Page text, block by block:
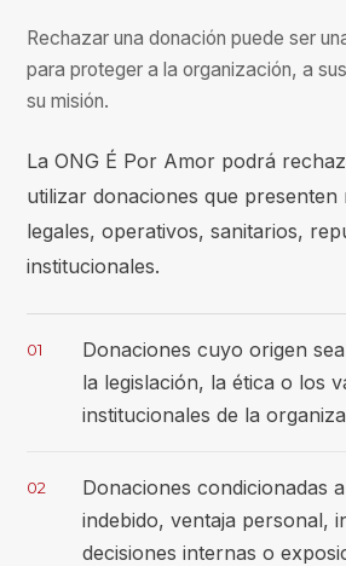
Rechazar una donación puede ser
para proteger a la organización, a
su misión.
La ONG É Por Amor podrá
utilizar donaciones que presenten
legales, operativos, sanitarios,
institucionales.
01
Donaciones cuyo origen
la legislación, la ética o los
institucionales de la
02
Donaciones condicionadas
indebido, ventaja personal,
decisiones internas o